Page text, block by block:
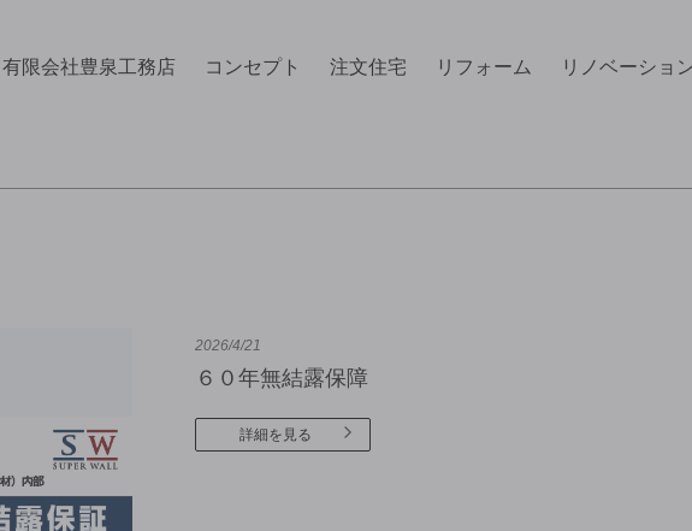
有限会社豊泉工務店 コンセプト 注文住宅 リフォーム リノベーショ
2026/4/21
６０年無結露保障
詳細を見る